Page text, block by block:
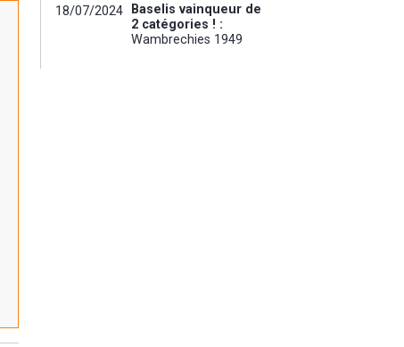
18/07/2024
Baselis vainqueur de
2 catégories ! :
Wambrechies 1949